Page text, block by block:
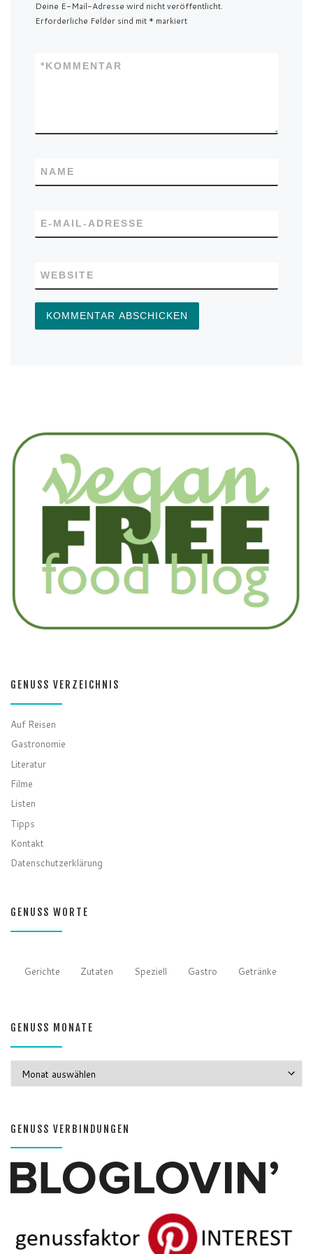
Deine E-Mail-Adresse wird nicht veröffentlicht.
Erforderliche Felder sind mit * markiert
KOMMENTAR
*
NAME
E-MAIL-ADRESSE
WEBSITE
GENUSS VERZEICHNIS
Auf Reisen
Gastronomie
Literatur
Filme
Listen
Tipps
Kontakt
Datenschutzerklärung
GENUSS WORTE
Gerichte Zutaten Speziell Gastro Getränke
GENUSS MONATE
GENUSS VERBINDUNGEN